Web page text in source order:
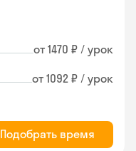
от 1470 ₽ / урок
от 1092 ₽ / урок
Подобрать время